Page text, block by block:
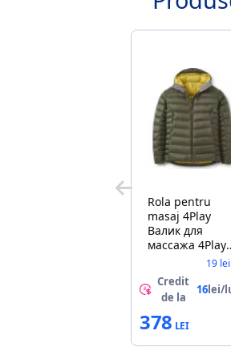
Rola pentru
masaj 4Play
Валик для
массажа 4Play
AT10 45x14cm
Pink Purple
19 lei
Credit
de la
16lei/
378